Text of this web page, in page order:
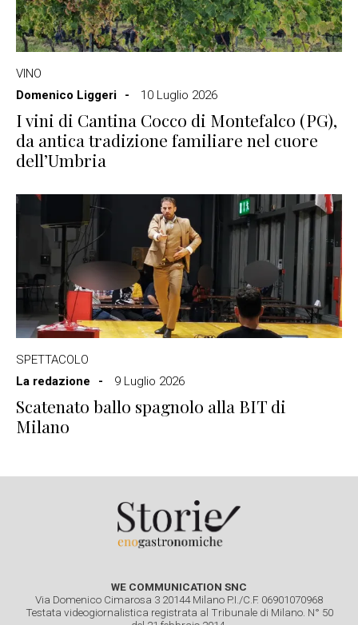
VINO
Domenico Liggeri
10 Luglio 2026
I vini di Cantina Cocco di Montefalco (PG),
da antica tradizione familiare nel cuore
dell’Umbria
SPETTACOLO
La redazione
9 Luglio 2026
Scatenato ballo spagnolo alla BIT di
Milano
WE COMMUNICATION SNC
Via Domenico Cimarosa 3 20144 Milano P.I./C.F. 06901070968
Testata videogiornalistica registrata al Tribunale di Milano. N° 50